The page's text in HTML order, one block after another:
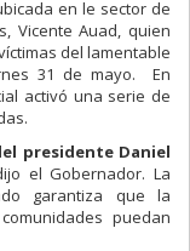
en le sector de
Vicente Auad, quien
del lamentable
31 de mayo. En
activó una serie de
presidente Daniel
el Gobernador. La
garantiza que la
puedan